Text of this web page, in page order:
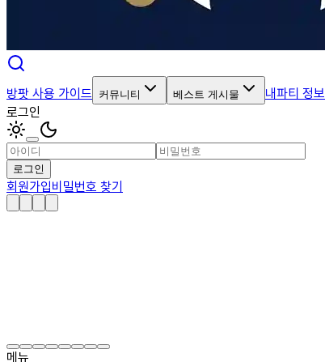
방팟 사용 가이드 커뮤니티 베스트 게시물 내파티 정보
로그인
로그인
회원가입비밀번호 찾기
메뉴